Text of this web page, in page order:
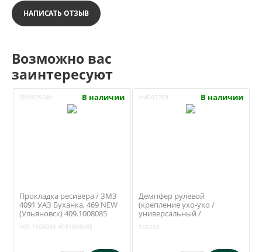
НАПИСАТЬ ОТЗЫВ
Возможно вас
заинтересуют
УМ0025249 В наличии
Прокладка ресивера / ЗМЗ
4091 УАЗ Буханка, 469 NEW
(Ульяновск) 409.1008085
409.1008085 4091008085
УМ003799 В наличии
Демпфер рулевой
(крепление ухо-ухо /
универсальный /
RedBTR (555502)
555502